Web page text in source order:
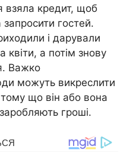
взяла кредит, щоб
запросити гостей.
і дарували
квіти, а потім знову
Важко
можуть викреслити
тому що він або вона
гроші.